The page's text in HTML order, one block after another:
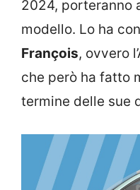
2024, porteranno
modello. Lo ha
François, ovvero
che però ha fatto
termine delle sue